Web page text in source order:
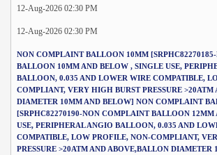
12-Aug-2026 02:30 PM
12-Aug-2026 02:30 PM
NON COMPLAINT BALLOON 10MM
BALLOON 10MM AND BELOW , SINGLE USE,
BALLOON, 0.035 AND LOWER WIRE COMPATIBLE,
COMPLIANT, VERY HIGH BURST PRESSURE
DIAMETER 10MM AND BELOW] NON COMPLAINT
[SRPHC82270190-NON COMPLAINT BALLOON 12MM
USE, PERIPHERAL ANGIO BALLOON, 0.035 AND
COMPATIBLE, LOW PROFILE, NON-COMPLIANT,
PRESSURE >20ATM AND ABOVE,BALLON DIAMETER